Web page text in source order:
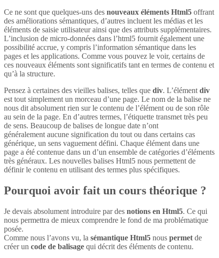
Ce ne sont que quelques-uns des nouveaux éléments Html5 offrant
des améliorations sémantiques, d’autres incluent les médias et les
éléments de saisie utilisateur ainsi que des attributs supplémentaires.
L’inclusion de micro-données dans l’html5 fournit également une
possibilité accrue, y compris l’information sémantique dans les
pages et les applications. Comme vous pouvez le voir, certains de
ces nouveaux éléments sont significatifs tant en termes de contenu et
qu’à la structure.
Pensez à certaines des vieilles balises, telles que div. L’élément div
est tout simplement un morceau d’une page. Le nom de la balise ne
nous dit absolument rien sur le contenu de l’élément ou de son rôle
au sein de la page. En d’autres termes, l’étiquette transmet très peu
de sens. Beaucoup de balises de longue date n’ont
généralement aucune signification du tout ou dans certains cas
générique, un sens vaguement défini. Chaque élément dans une
page a été contenue dans un d’un ensemble de catégories d’éléments
très généraux. Les nouvelles balises Html5 nous permettent de
définir le contenu en utilisant des termes plus spécifiques.
Pourquoi avoir fait un cours théorique ?
Je devais absolument introduire par des notions en Html5. Ce qui
nous permettra de mieux comprendre le fond de ma problématique
posée.
Comme nous l’avons vu, la sémantique Html5 nous permet de
créer un code de balisage qui décrit des éléments de contenu.